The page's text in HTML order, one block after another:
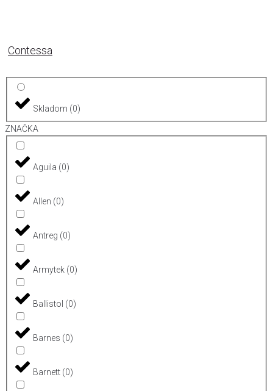
Contessa
Skladom (0)
ZNAČKA
Aguila (0)
Allen (0)
Antreg (0)
Armytek (0)
Ballistol (0)
Barnes (0)
Barnett (0)